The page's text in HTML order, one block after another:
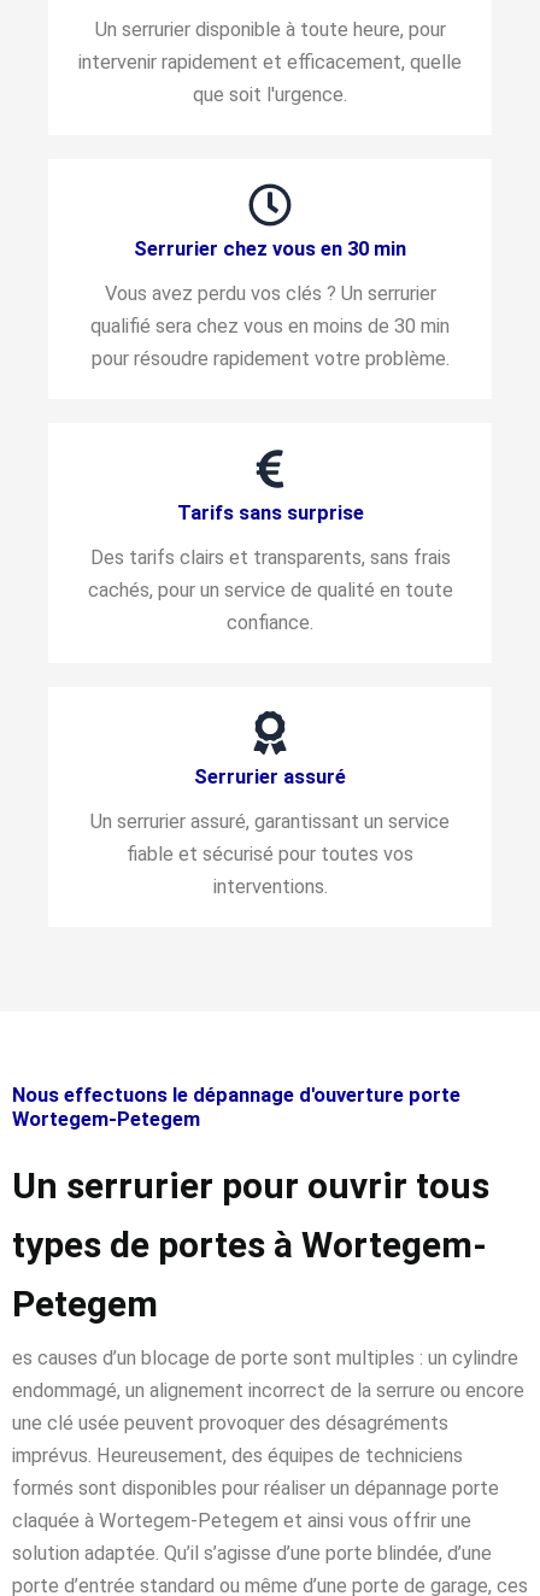
Un serrurier disponible à toute heure, pour
intervenir rapidement et efficacement, quelle
que soit l'urgence.
Serrurier chez vous en 30 min
Vous avez perdu vos clés ? Un serrurier
qualifié sera chez vous en moins de 30 min
pour résoudre rapidement votre problème.
Tarifs sans surprise
Des tarifs clairs et transparents, sans frais
cachés, pour un service de qualité en toute
confiance.
Serrurier assuré
Un serrurier assuré, garantissant un service
fiable et sécurisé pour toutes vos
interventions.
Nous effectuons le dépannage d'ouverture porte
Wortegem-Petegem
Un serrurier pour ouvrir tous
types de portes à Wortegem-
Petegem
es causes d’un blocage de porte sont multiples : un cylindre
endommagé, un alignement incorrect de la serrure ou encore
une clé usée peuvent provoquer des désagréments
imprévus. Heureusement, des équipes de techniciens
formés sont disponibles pour réaliser un dépannage porte
claquée à Wortegem-Petegem et ainsi vous offrir une
solution adaptée. Qu’il s’agisse d’une porte blindée, d’une
porte d’entrée standard ou même d’une porte de garage, ces